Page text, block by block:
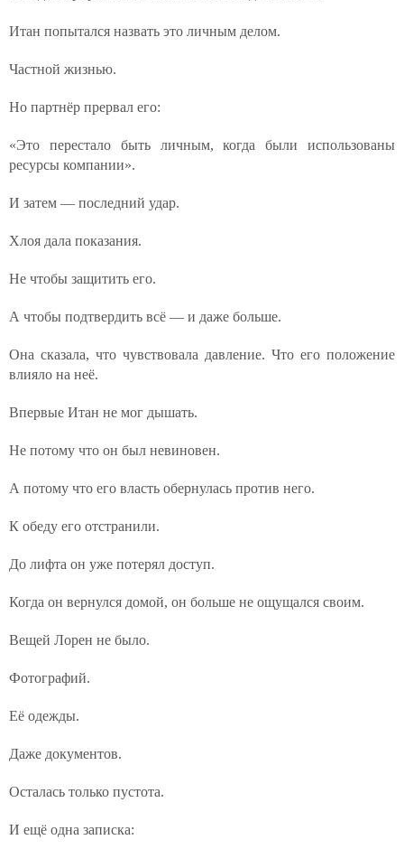
Итан попытался назвать это личным делом.
Частной жизнью.
Но партнёр прервал его:
«Это перестало быть личным, когда были использованы
ресурсы компании».
И затем — последний удар.
Хлоя дала показания.
Не чтобы защитить его.
А чтобы подтвердить всё — и даже больше.
Она сказала, что чувствовала давление. Что его положение
влияло на неё.
Впервые Итан не мог дышать.
Не потому что он был невиновен.
А потому что его власть обернулась против него.
К обеду его отстранили.
До лифта он уже потерял доступ.
Когда он вернулся домой, он больше не ощущался своим.
Вещей Лорен не было.
Фотографий.
Её одежды.
Даже документов.
Осталась только пустота.
И ещё одна записка: